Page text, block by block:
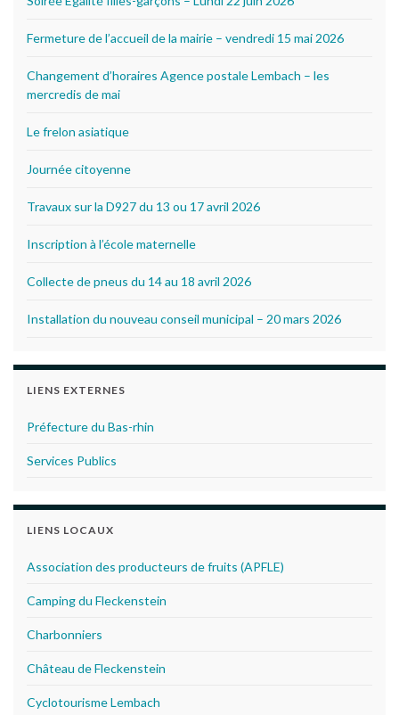
Fermeture de l’accueil de la mairie – vendredi 15 mai 2026
Changement d’horaires Agence postale Lembach – les
mercredis de mai
Le frelon asiatique
Journée citoyenne
Travaux sur la D927 du 13 ou 17 avril 2026
Inscription à l’école maternelle
Collecte de pneus du 14 au 18 avril 2026
Installation du nouveau conseil municipal – 20 mars 2026
LIENS EXTERNES
Préfecture du Bas-rhin
Services Publics
LIENS LOCAUX
Association des producteurs de fruits (APFLE)
Camping du Fleckenstein
Charbonniers
Château de Fleckenstein
Cyclotourisme Lembach